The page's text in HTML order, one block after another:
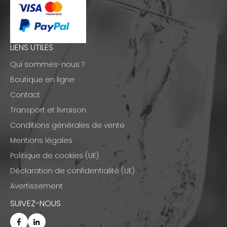
LIENS UTILES
Qui sommes-nous ?
Boutique en ligne
Contact
Transport et livraison
Conditions générales de vente
Mentions légales
Politique de cookies (UE)
Déclaration de confidentialité (UE)
Avertissement
SUIVEZ-NOUS